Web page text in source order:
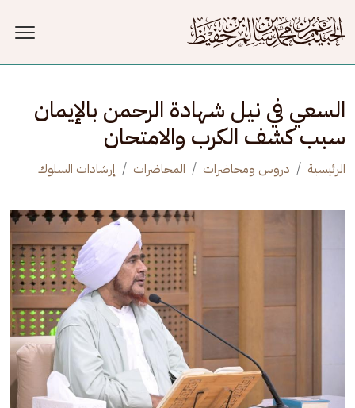
السعي في نيل شهادة الرحمن بالإيمان
سبب كشف الكرب والامتحان
الرئيسية دروس ومحاضرات المحاضرات إرشادات السلوك